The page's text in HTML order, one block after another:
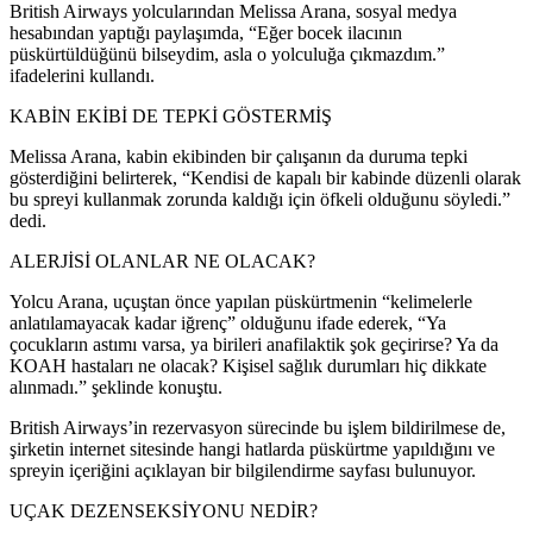
British Airways yolcularından Melissa Arana, sosyal medya
hesabından yaptığı paylaşımda, “Eğer bocek ilacının
püskürtüldüğünü bilseydim, asla o yolculuğa çıkmazdım.”
ifadelerini kullandı.
KABİN EKİBİ DE TEPKİ GÖSTERMİŞ
Melissa Arana, kabin ekibinden bir çalışanın da duruma tepki
gösterdiğini belirterek, “Kendisi de kapalı bir kabinde düzenli olarak
bu spreyi kullanmak zorunda kaldığı için öfkeli olduğunu söyledi.”
dedi.
ALERJİSİ OLANLAR NE OLACAK?
Yolcu Arana, uçuştan önce yapılan püskürtmenin “kelimelerle
anlatılamayacak kadar iğrenç” olduğunu ifade ederek, “Ya
çocukların astımı varsa, ya birileri anafilaktik şok geçirirse? Ya da
KOAH hastaları ne olacak? Kişisel sağlık durumları hiç dikkate
alınmadı.” şeklinde konuştu.
British Airways’in rezervasyon sürecinde bu işlem bildirilmese de,
şirketin internet sitesinde hangi hatlarda püskürtme yapıldığını ve
spreyin içeriğini açıklayan bir bilgilendirme sayfası bulunuyor.
UÇAK DEZENSEKSİYONU NEDİR?